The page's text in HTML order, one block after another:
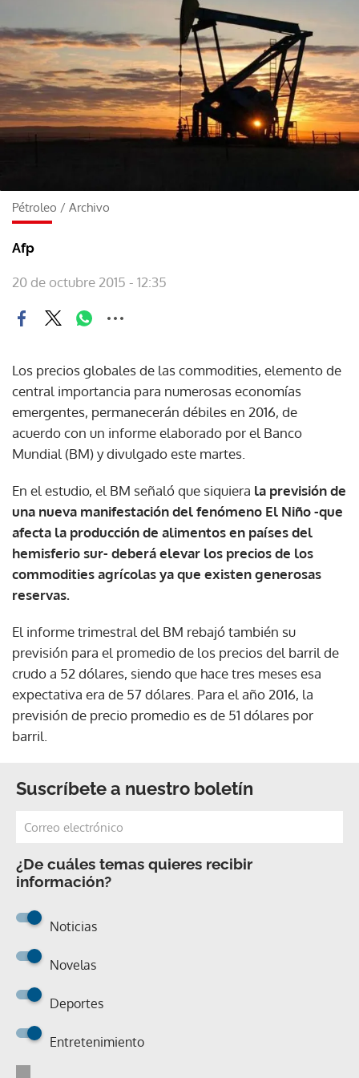
Pétroleo / Archivo
Afp
20 de octubre 2015 - 12:35
Los precios globales de las commodities, elemento de
central importancia para numerosas economías
emergentes, permanecerán débiles en 2016, de
acuerdo con un informe elaborado por el Banco
Mundial (BM) y divulgado este martes.
En el estudio, el BM señaló que siquiera la previsión de
una nueva manifestación del fenómeno El Niño -que
afecta la producción de alimentos en países del
hemisferio sur- deberá elevar los precios de los
commodities agrícolas ya que existen generosas
reservas.
El informe trimestral del BM rebajó también su
previsión para el promedio de los precios del barril de
crudo a 52 dólares, siendo que hace tres meses esa
expectativa era de 57 dólares. Para el año 2016, la
previsión de precio promedio es de 51 dólares por
barril.
Suscríbete a nuestro boletín
¿De cuáles temas quieres recibir
información?
Noticias
Novelas
Deportes
Entretenimiento